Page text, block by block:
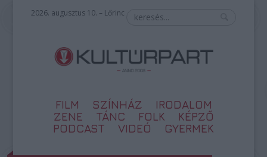
2026. augusztus 10. – Lőrinc
FILM SZÍNHÁZ
IRODALOM
ZENE
TÁNC FOLK
KÉPZŐ
PODCAST
VIDEÓ GYERMEK